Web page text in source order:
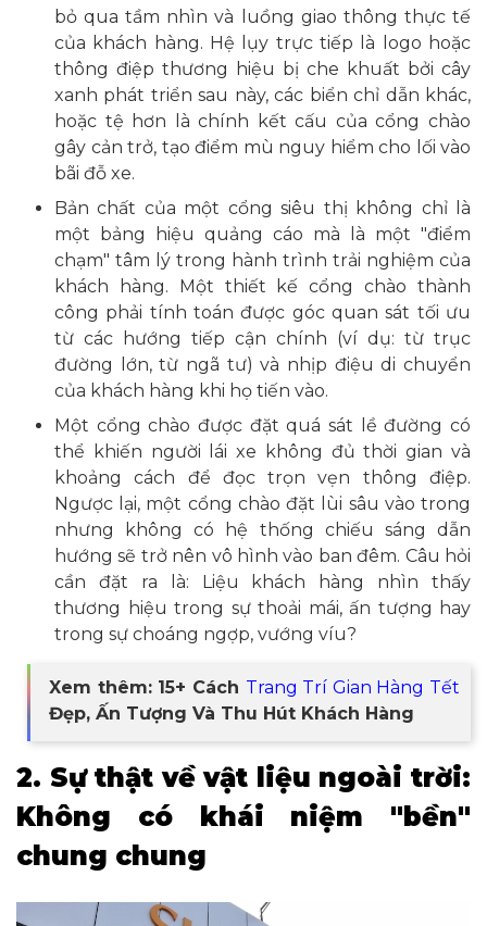
bỏ qua tầm nhìn và luồng giao thông thực tế
của khách hàng. Hệ lụy trực tiếp là logo hoặc
thông điệp thương hiệu bị che khuất bởi cây
xanh phát triển sau này, các biển chỉ dẫn khác,
hoặc tệ hơn là chính kết cấu của cổng chào
gây cản trở, tạo điểm mù nguy hiểm cho lối vào
bãi đỗ xe.
Bản chất của một cổng siêu thị không chỉ là
một bảng hiệu quảng cáo mà là một "điểm
chạm" tâm lý trong hành trình trải nghiệm của
khách hàng. Một thiết kế cổng chào thành
công phải tính toán được góc quan sát tối ưu
từ các hướng tiếp cận chính (ví dụ: từ trục
đường lớn, từ ngã tư) và nhịp điệu di chuyển
của khách hàng khi họ tiến vào.
Một cổng chào được đặt quá sát lề đường có
thể khiến người lái xe không đủ thời gian và
khoảng cách để đọc trọn vẹn thông điệp.
Ngược lại, một cổng chào đặt lùi sâu vào trong
nhưng không có hệ thống chiếu sáng dẫn
hướng sẽ trở nên vô hình vào ban đêm. Câu hỏi
cần đặt ra là: Liệu khách hàng nhìn thấy
thương hiệu trong sự thoải mái, ấn tượng hay
trong sự choáng ngợp, vướng víu?
Xem thêm: 15+ Cách Trang Trí Gian Hàng Tết
Đẹp, Ấn Tượng Và Thu Hút Khách Hàng
2. Sự thật về vật liệu ngoài trời:
Không có khái niệm "bền"
chung chung